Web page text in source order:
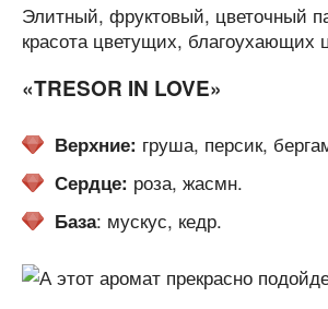
Элитный, фруктовый, цветочный
красота цветущих,
«TRESOR IN LOVE»
Верхние: груша, персик,
Сердце: роза, жасмн.
База: мускус, кедр.